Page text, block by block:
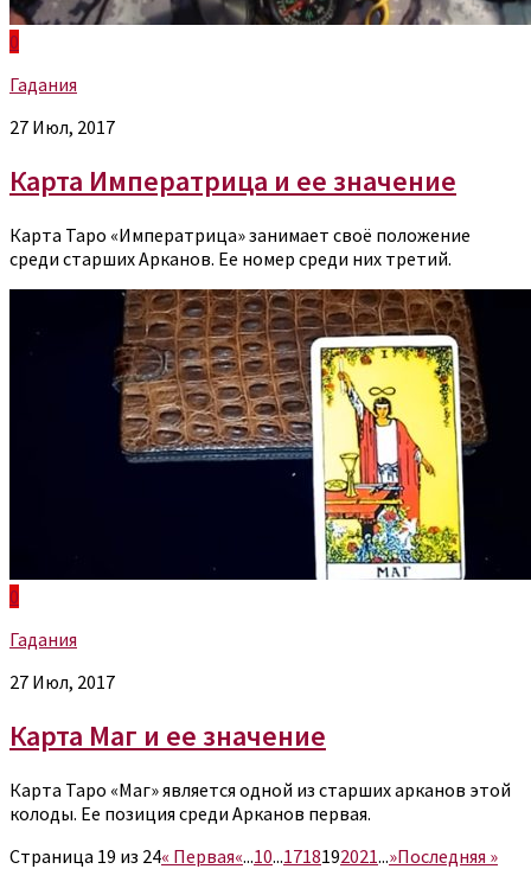
0
Гадания
27 Июл, 2017
Карта Императрица и ее значение
Карта Таро «Императрица» занимает своё положение
среди старших Арканов. Ее номер среди них третий.
0
Гадания
27 Июл, 2017
Карта Маг и ее значение
Карта Таро «Маг» является одной из старших арканов этой
колоды. Ее позиция среди Арканов первая.
Страница 19 из 24« Первая«...10...1718192021...»Последняя »